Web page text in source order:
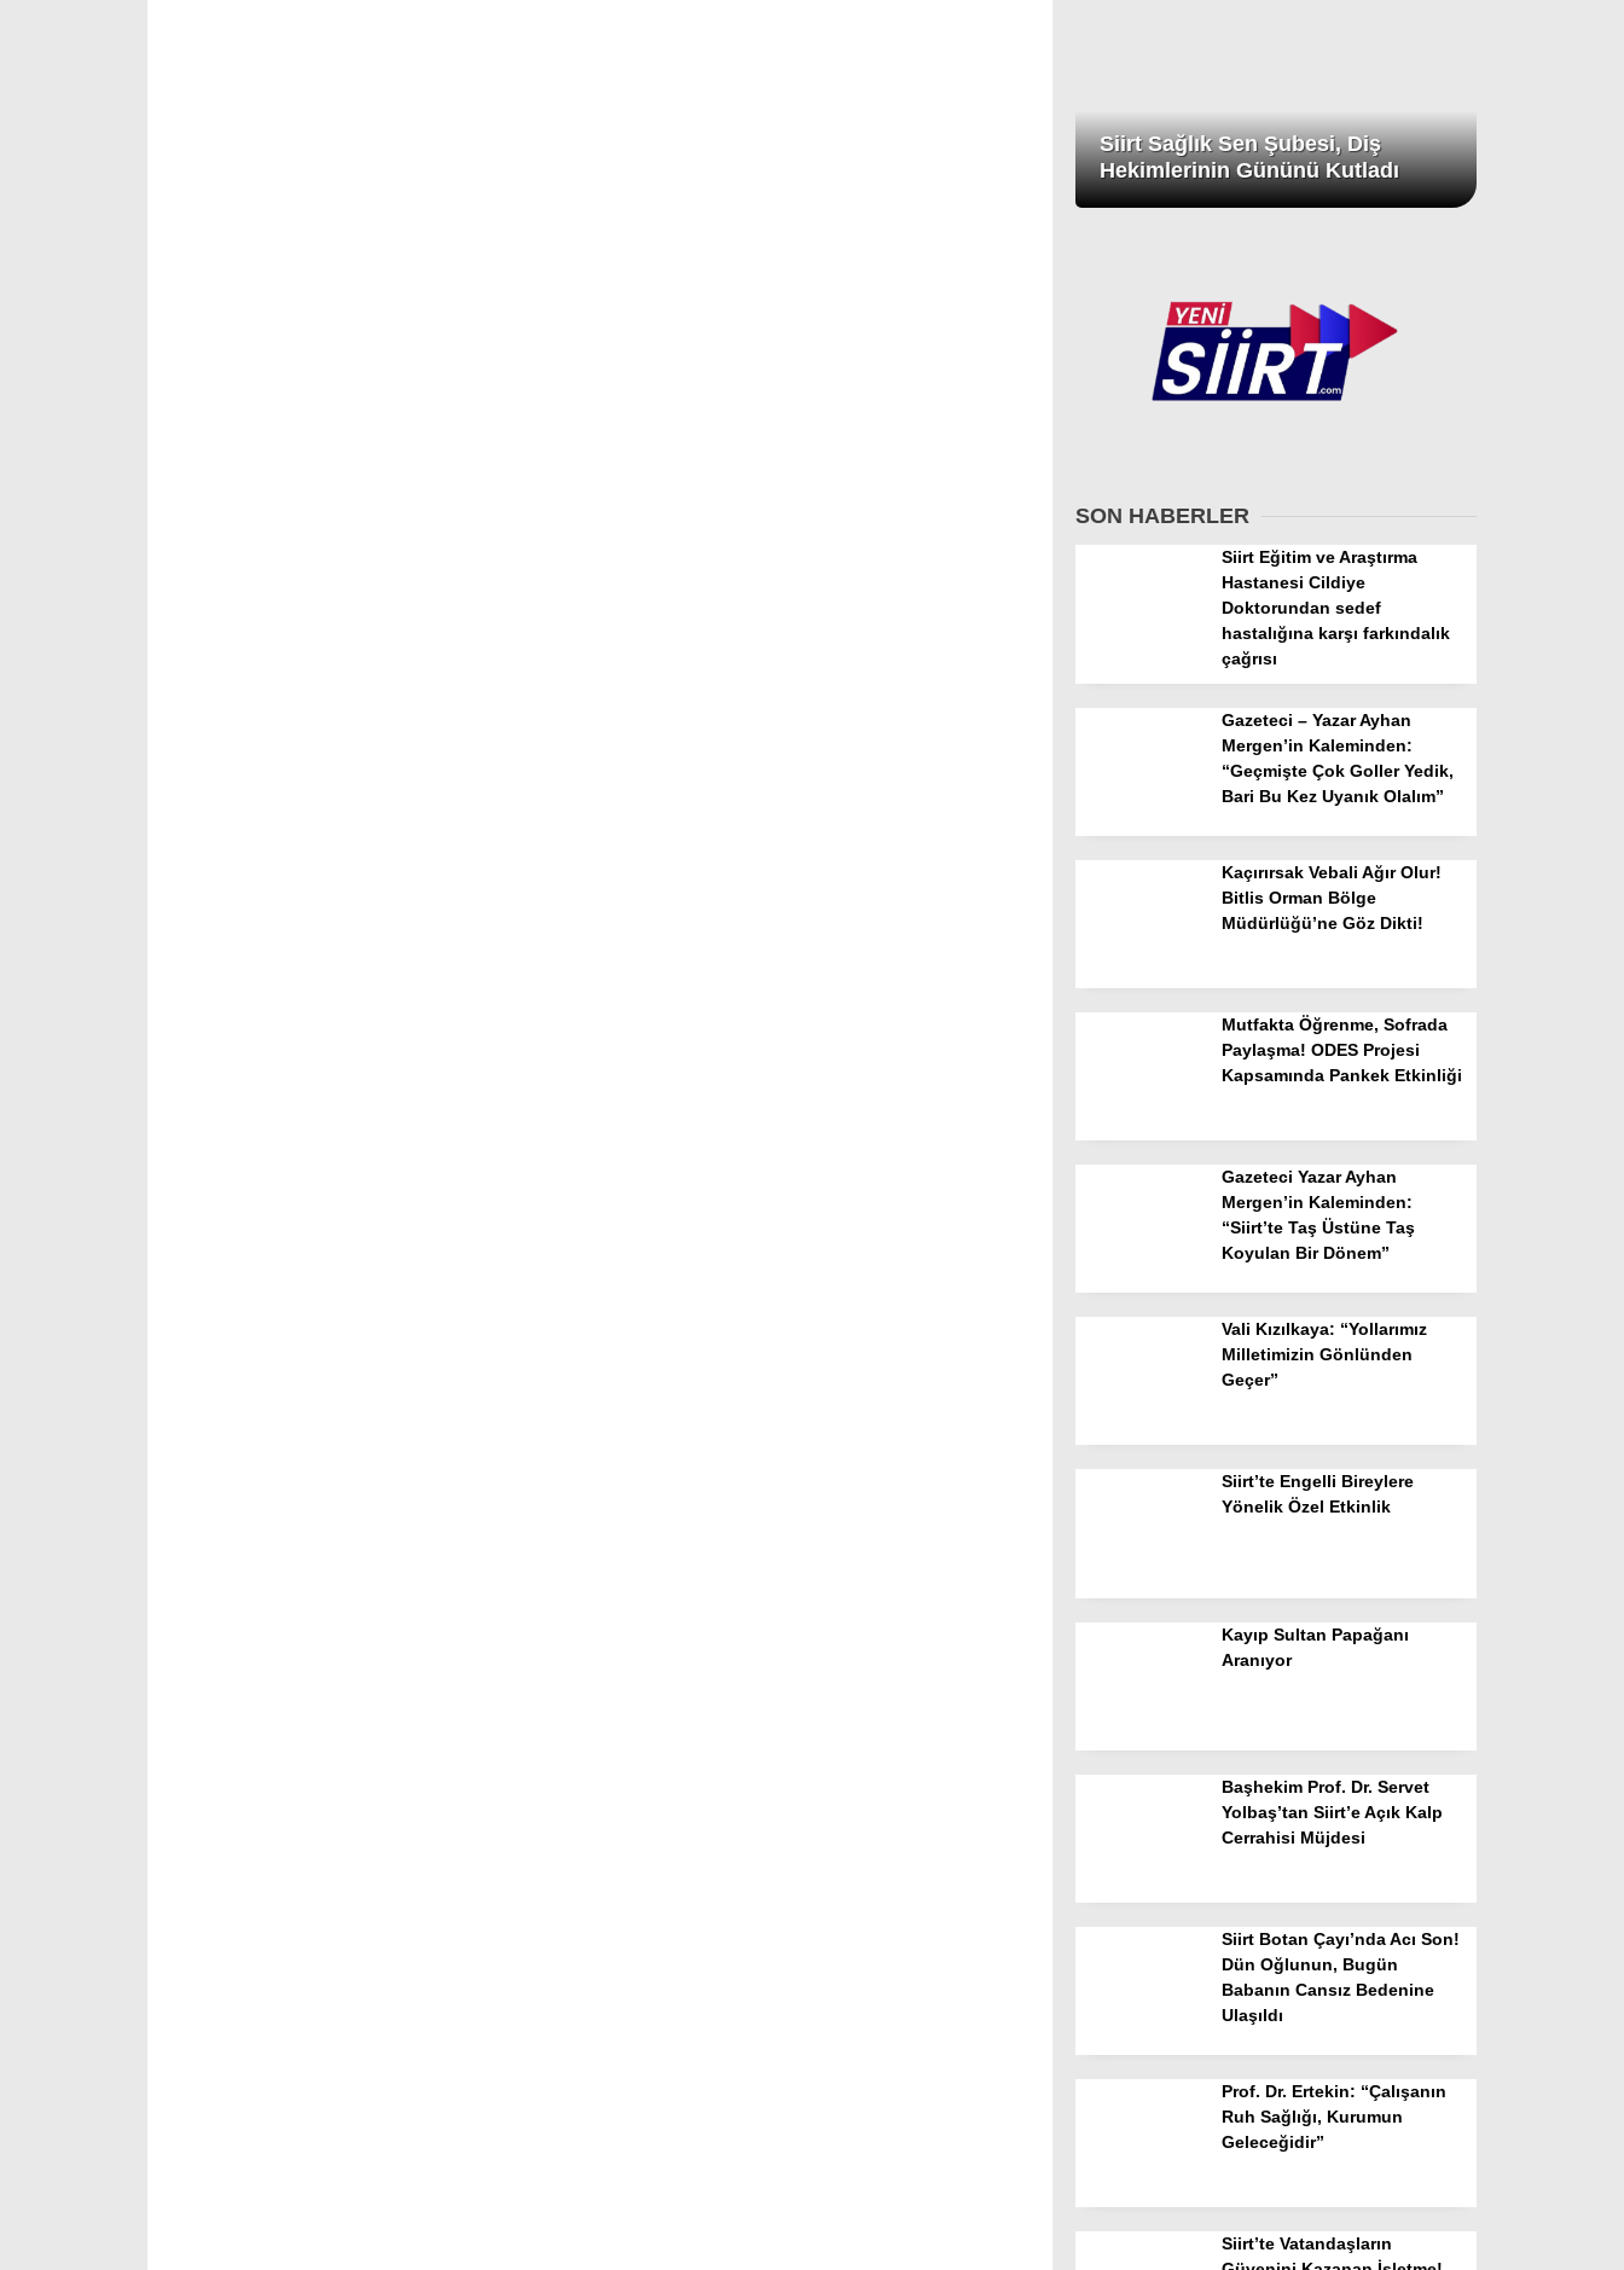
Siirt Sağlık Sen Şubesi, Diş
Hekimlerinin Gününü Kutladı
SON HABERLER
Siirt Eğitim ve Araştırma
Hastanesi Cildiye
Doktorundan sedef
hastalığına karşı farkındalık
çağrısı
Gazeteci – Yazar Ayhan
Mergen’in Kaleminden:
“Geçmişte Çok Goller Yedik,
Bari Bu Kez Uyanık Olalım”
Kaçırırsak Vebali Ağır Olur!
Bitlis Orman Bölge
Müdürlüğü’ne Göz Dikti!
Mutfakta Öğrenme, Sofrada
Paylaşma! ODES Projesi
Kapsamında Pankek Etkinliği
Gazeteci Yazar Ayhan
Mergen’in Kaleminden:
“Siirt’te Taş Üstüne Taş
Koyulan Bir Dönem”
Vali Kızılkaya: “Yollarımız
Milletimizin Gönlünden
Geçer”
Siirt’te Engelli Bireylere
Yönelik Özel Etkinlik
Kayıp Sultan Papağanı
Aranıyor
Başhekim Prof. Dr. Servet
Yolbaş’tan Siirt’e Açık Kalp
Cerrahisi Müjdesi
Siirt Botan Çayı’nda Acı Son!
Dün Oğlunun, Bugün
Babanın Cansız Bedenine
Ulaşıldı
Prof. Dr. Ertekin: “Çalışanın
Ruh Sağlığı, Kurumun
Geleceğidir”
Siirt’te Vatandaşların